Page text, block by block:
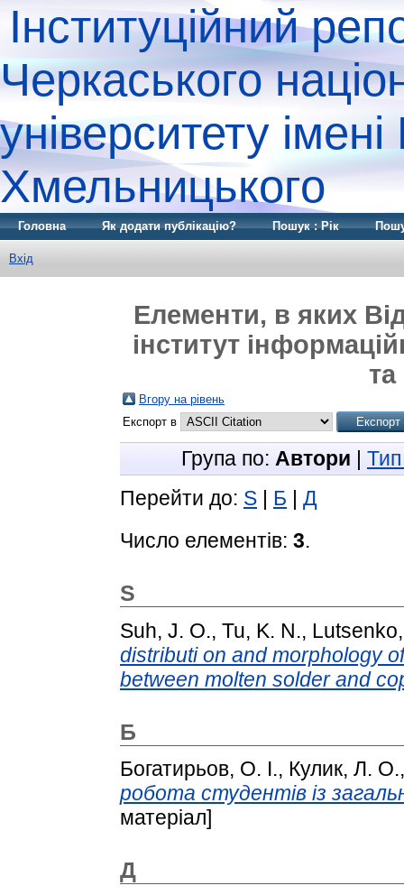
Інституційний
Черкаського
університету
Хмельницького
Головна Як додати публікацію? Пошук : Рік
Вхід
Елементи, в яких
інститут
та
Вгору на рівень
Експорт в
Група по: Автори |
Перейти до: S | Б | Д
Число елементів: 3.
S
Suh, J. O., Tu, K. N.,
distributi on and morphology
between molten solder and
Б
Богатирьов, О. І., Кулик, Л. О.
робота студентів із
матеріал]
Д